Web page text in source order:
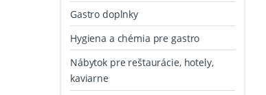
Gastro doplnky
Hygiena a chémia pre gastro
Nábytok pre reštaurácie, hotely,
kaviarne